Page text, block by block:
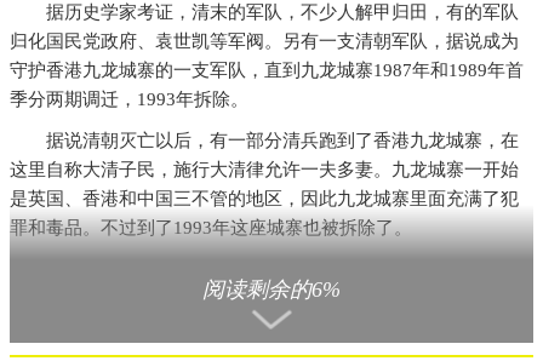
据历史学家考证，清末的军队，不少人解甲归田，有的军队
归化国民党政府、袁世凯等军阀。另有一支清朝军队，据说成为
守护香港九龙城寨的一支军队，直到九龙城寨1987年和1989年首
季分两期调迁，1993年拆除。
据说清朝灭亡以后，有一部分清兵跑到了香港九龙城寨，在
这里自称大清子民，施行大清律允许一夫多妻。九龙城寨一开始
是英国、香港和中国三不管的地区，因此九龙城寨里面充满了犯
罪和毒品。不过到了1993年这座城寨也被拆除了。
洋新军等都是在清政府灭亡时还存在的军队。有部分加入国民党
或袁世凯，另外一部分回家种地或者落草为寇。
阅读剩余的6%